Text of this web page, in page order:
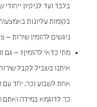
בלבד ועד לניקיון
בקומות עליונות
ניגשים להזמין שירות –
מתי כדאי להזמין? – גם
איתנו בשביל לקבל
אחת לשבוע וכו'. יחד עם
כך לדוגמא במידה ואתם